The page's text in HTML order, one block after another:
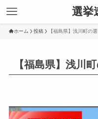
選挙
ホーム 投稿 【福島県】浅川町の
【福島県】浅川